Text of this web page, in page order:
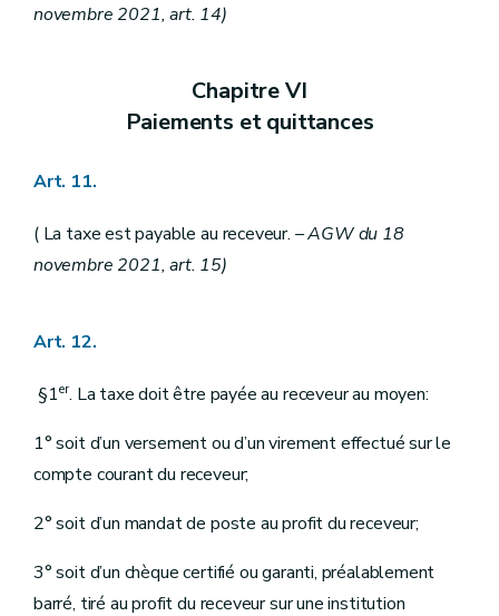
novembre 2021, art. 14)
Chapitre VI
Paiements et quittances
Art. 11.
( La taxe est payable au receveur. – AGW du 18
novembre 2021, art. 15)
Art. 12.
§1er. La taxe doit être payée au receveur au moyen:
1° soit d’un versement ou d’un virement effectué sur le
compte courant du receveur;
2° soit d’un mandat de poste au profit du receveur;
3° soit d’un chèque certifié ou garanti, préalablement
barré, tiré au profit du receveur sur une institution